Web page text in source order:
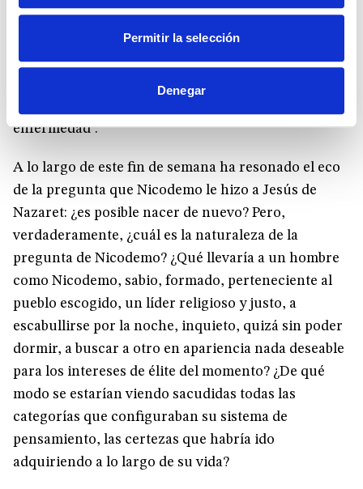
Permitir la selección
Denegar
la resurrección del deseo. Volvemos a nacer en el
encuentro con alguien en quien identifico un deseo
mío. “Buscaba hermanos que buscaban lo mismo
que yo” nos ha dicho Mencarelli, y que percibieran
enfermedad”.
A lo largo de este fin de semana ha resonado el eco
de la pregunta que Nicodemo le hizo a Jesús de
Nazaret: ¿es posible nacer de nuevo? Pero,
verdaderamente, ¿cuál es la naturaleza de la
pregunta de Nicodemo? ¿Qué llevaría a un hombre
como Nicodemo, sabio, formado, perteneciente al
pueblo escogido, un líder religioso y justo, a
escabullirse por la noche, inquieto, quizá sin poder
dormir, a buscar a otro en apariencia nada deseable
para los intereses de élite del momento? ¿De qué
modo se estarían viendo sacudidas todas las
categorías que configuraban su sistema de
pensamiento, las certezas que habría ido
adquiriendo a lo largo de su vida?